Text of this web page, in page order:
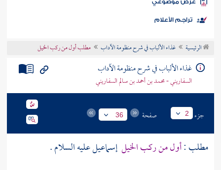
الكتب
موضوعي
تراجم الأعلام
الرئيسية غذاء الألباب في شرح منظومة الآداب مطلب أول من ركب الخيل
غذاء الألباب في شرح منظومة الآداب
السفاريني - محمد بن أحمد بن سالم السفاريني
جزء 2 صفحة 36
مطلب :أول من ركب الخيل إسماعيلعليه السلام .